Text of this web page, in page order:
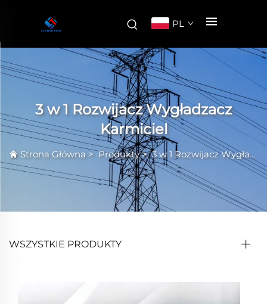
PL
3 w 1 Rozwijacz Wygładzacz
Karmiciel
Strona Główna>Produkty>3 w 1 Rozwijacz Wygładzacz Karmiciel
WSZYSTKIE PRODUKTY